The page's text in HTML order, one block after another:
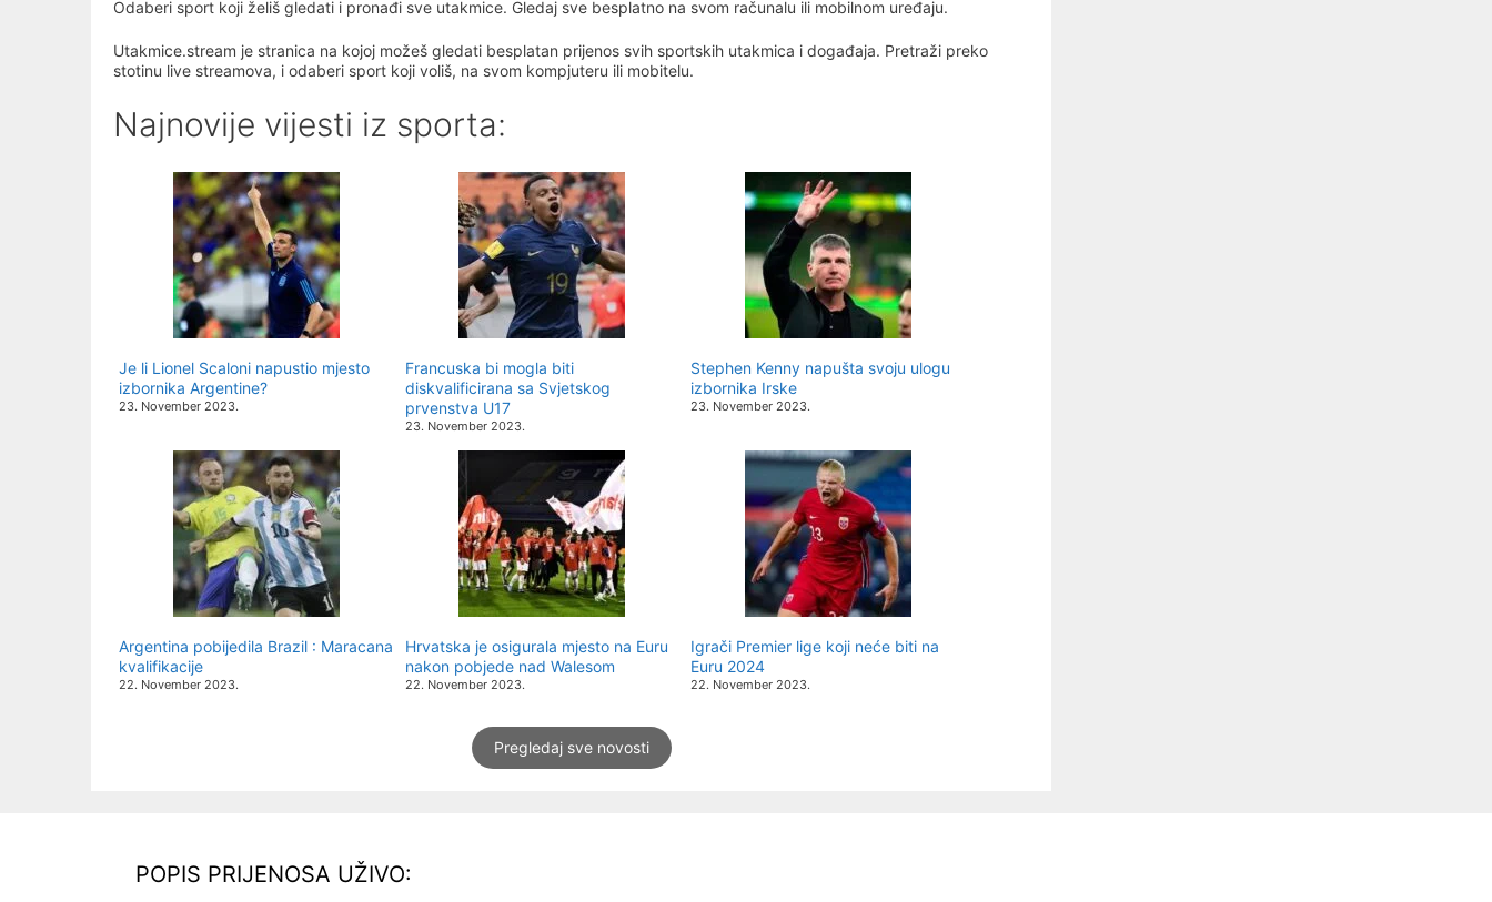
Odaberi sport koji želiš gledati i pronađi sve utakmice. Gledaj sve besplatno na svom računalu ili mobilnom uređaju.
Utakmice.stream je stranica na kojoj možeš gledati besplatan prijenos svih sportskih utakmica i događaja. Pretraži preko
stotinu live streamova, i odaberi sport koji voliš, na svom kompjuteru ili mobitelu.
Najnovije vijesti iz sporta:
Je li Lionel Scaloni napustio mjesto
izbornika Argentine?
23. November 2023.
Francuska bi mogla biti
diskvalificirana sa Svjetskog
prvenstva U17
23. November 2023.
Stephen Kenny napušta svoju ulogu
izbornika Irske
23. November 2023.
Argentina pobijedila Brazil : Maracana
kvalifikacije
22. November 2023.
Hrvatska je osigurala mjesto na Euru
nakon pobjede nad Walesom
22. November 2023.
Igrači Premier lige koji neće biti na
Euru 2024
22. November 2023.
Pregledaj sve novosti
POPIS PRIJENOSA UŽIVO: